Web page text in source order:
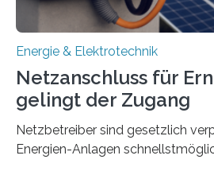
Energie & Elektrotechnik
Netzanschluss für
gelingt der Zugang
Netzbetreiber sind gesetzlich
Energien-Anlagen